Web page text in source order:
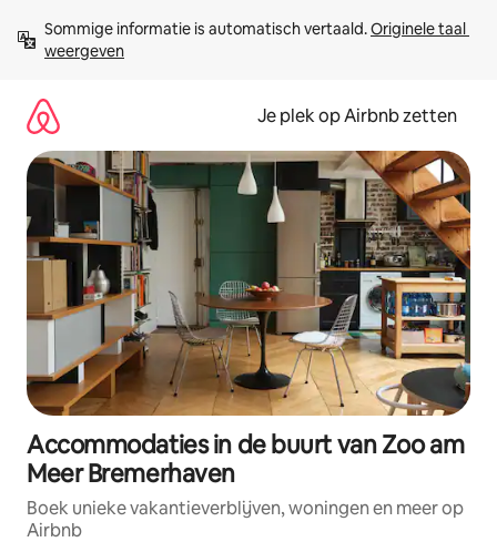
direct
naar
Sommige informatie is automatisch vertaald. Originele taal
weergeven
Je plek op Airbnb zetten
Accommodaties in de buurt van Zoo am
Meer Bremerhaven
Boek unieke vakantieverblijven, woningen en meer op
Airbnb